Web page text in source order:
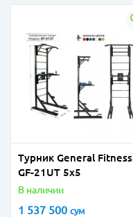
Турник General Fitness
GF-21UT 5x5
В наличии
1 537 500 сум